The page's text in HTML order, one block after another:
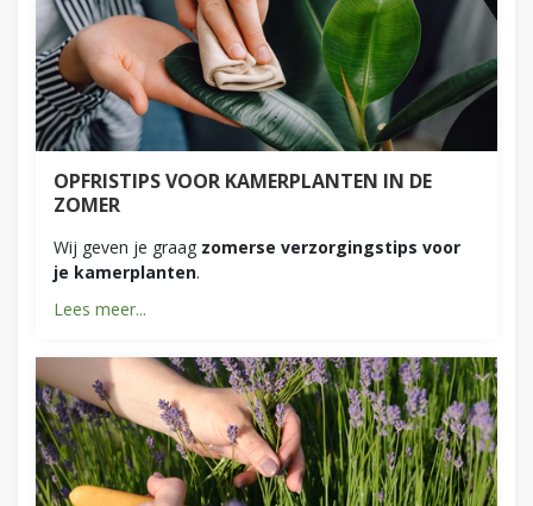
OPFRISTIPS VOOR KAMERPLANTEN IN DE
ZOMER
Wij geven je graag zomerse verzorgingstips voor
je kamerplanten.
Lees meer...